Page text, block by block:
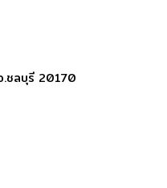
.ชลบุรี 20170